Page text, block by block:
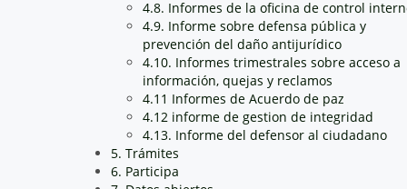
4.8. Informes de la oficina de control
4.9. Informe sobre defensa pública y
prevención del daño antijurídico
4.10. Informes trimestrales sobre acceso a
información, quejas y reclamos
4.11 Informes de Acuerdo de paz
4.12 informe de gestion de integridad
4.13. Informe del defensor al ciudadano
5. Trámites
6. Participa